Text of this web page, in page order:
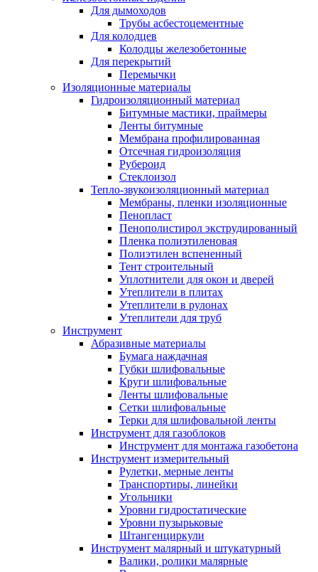
Для дымоходов
Трубы асбестоцементные
Для колодцев
Колодцы железобетонные
Для перекрытий
Перемычки
Изоляционные материалы
Гидроизоляционный материал
Битумные мастики, праймеры
Ленты битумные
Мембрана профилированная
Отсечная гидроизоляция
Рубероид
Стеклоизол
Тепло-звукоизоляционный материал
Мембраны, пленки изоляционные
Пенопласт
Пенополистирол экструдированный
Пленка полиэтиленовая
Полиэтилен вспененный
Тент строительный
Уплотнители для окон и дверей
Утеплители в плитах
Утеплители в рулонах
Утеплители для труб
Инструмент
Абразивные материалы
Бумага наждачная
Губки шлифовальные
Круги шлифовальные
Ленты шлифовальные
Сетки шлифовальные
Терки для шлифовальной ленты
Инструмент для газоблоков
Инструмент для монтажа газобетона
Инструмент измерительный
Рулетки, мерные ленты
Транспортиры, линейки
Угольники
Уровни гидростатические
Уровни пузырьковые
Штангенциркули
Инструмент малярный и штукатурный
Валики, ролики малярные